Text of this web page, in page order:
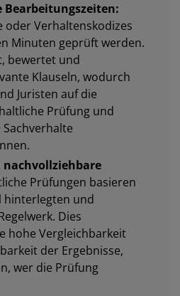
Bearbeitungszeiten:
oder Verhaltenskodizes
Minuten geprüft werden.
bewertet und
Klauseln, wodurch
Juristen auf die
Prüfung und
Prüfungen basieren
hinterlegten und
Dies
hohe Vergleichbarkeit
der Ergebnisse,
wer die Prüfung